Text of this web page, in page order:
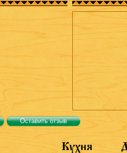
Оставить отзыв
Кухня